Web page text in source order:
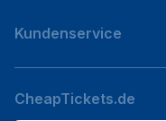
Kundenservice
CheapTickets.de